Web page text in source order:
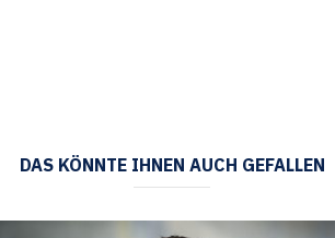
DAS KÖNNTE IHNEN AUCH GEFALLEN